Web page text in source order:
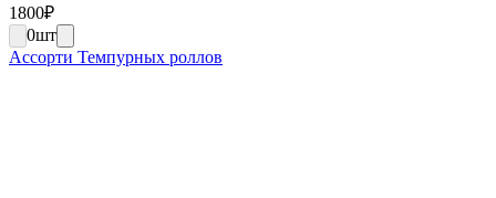
1800₽
0шт
Ассорти Темпурных роллов